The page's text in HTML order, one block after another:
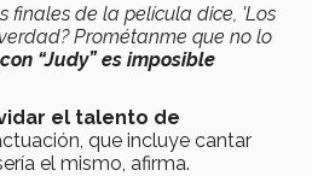
finales de la película dice, 'Los
Prométanme que no lo
“Judy” es imposible
el talento de
que incluye cantar
el mismo, afirma.